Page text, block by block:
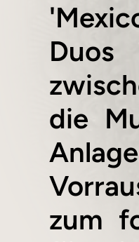
Duos
die
zum